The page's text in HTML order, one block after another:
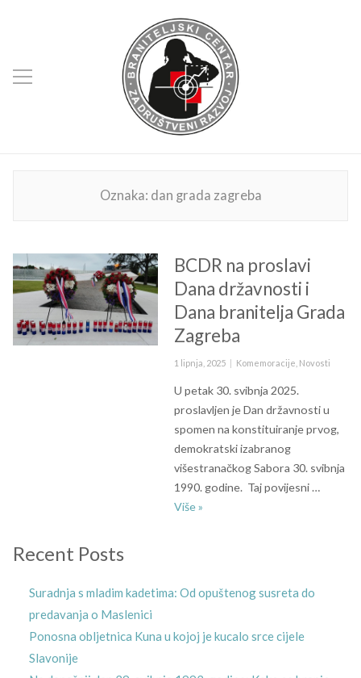
Oznaka: dan grada zagreba
BCDR na proslavi
Dana državnosti i
Dana branitelja Grada
Zagreba
Posted
1 lipnja, 2025 Kategorije
Komemoracije Novosti
U petak 30. svibnja 2025.
proslavljen je Dan državnosti u
spomen na konstituiranje prvog,
demokratski izabranog
višestranačkog Sabora 30. svibnja
1990. godine. Taj povijesni …
VišeBCDR na proslavi Dana
»
Recent Posts
Suradnja s mladim kadetima: Od opuštenog susreta do
predavanja o Maslenici
Ponosna obljetnica Kuna u kojoj je kucalo srce cijele
Slavonije